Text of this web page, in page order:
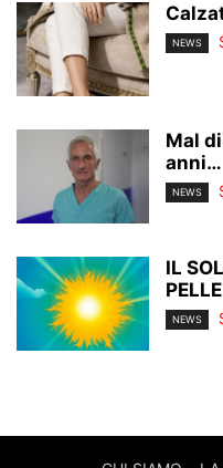
NEWS
Mal
anni…
NEWS
IL
PELLE
NEWS